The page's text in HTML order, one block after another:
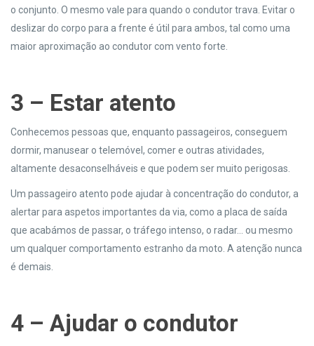
o conjunto. O mesmo vale para quando o condutor trava. Evitar o
deslizar do corpo para a frente é útil para ambos, tal como uma
maior aproximação ao condutor com vento forte.
3 – Estar atento
Conhecemos pessoas que, enquanto passageiros, conseguem
dormir, manusear o telemóvel, comer e outras atividades,
altamente desaconselháveis e que podem ser muito perigosas.
Um passageiro atento pode ajudar à concentração do condutor, a
alertar para aspetos importantes da via, como a placa de saída
que acabámos de passar, o tráfego intenso, o radar… ou mesmo
um qualquer comportamento estranho da moto. A atenção nunca
é demais.
4 – Ajudar o condutor